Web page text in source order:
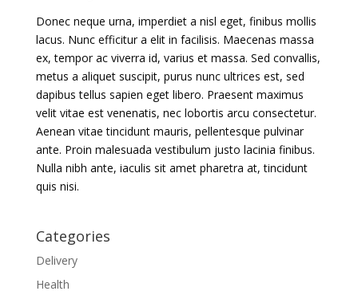
Donec neque urna, imperdiet a nisl eget, finibus mollis
lacus. Nunc efficitur a elit in facilisis. Maecenas massa
ex, tempor ac viverra id, varius et massa. Sed convallis,
metus a aliquet suscipit, purus nunc ultrices est, sed
dapibus tellus sapien eget libero. Praesent maximus
velit vitae est venenatis, nec lobortis arcu consectetur.
Aenean vitae tincidunt mauris, pellentesque pulvinar
ante. Proin malesuada vestibulum justo lacinia finibus.
Nulla nibh ante, iaculis sit amet pharetra at, tincidunt
quis nisi.
Categories
Delivery
Health